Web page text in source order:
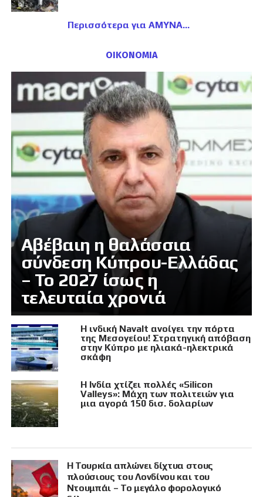
Περισσότερα για ΑΜΥΝΑ
ΟΙΚΟΝΟΜΙΑ
Αβέβαιη η θαλάσσια
σύνδεση Κύπρου-Ελλάδας
– Το 2027 ίσως η
τελευταία χρονιά
Η ινδική Navalt ανοίγει την πόρτα
της Μεσογείου! Στρατηγική απόβαση
στην Κύπρο με ηλιακά-ηλεκτρικά
σκάφη
Η Ινδία χτίζει πολλές «Silicon
Valleys»: Μάχη των πολιτειών για
μια αγορά 150 δισ. δολαρίων
Η Τουρκία απλώνει δίχτυα στους
πλούσιους του Λονδίνου και του
Ντουμπάι – Το μεγάλο φορολογικό